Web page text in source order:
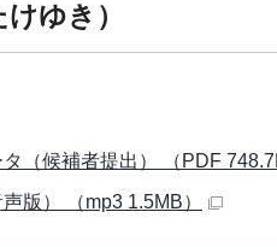
ゆき）
（候補者提出） （PDF
版） （mp3 1.5MB）